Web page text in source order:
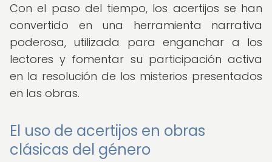
Con el paso del tiempo, los acertijos se han
convertido en una herramienta narrativa
poderosa, utilizada para enganchar a los
lectores y fomentar su participación activa
en la resolución de los misterios presentados
en las obras.
El uso de acertijos en obras
clásicas del género